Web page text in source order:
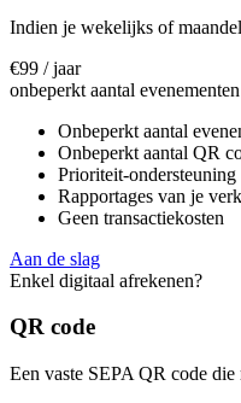
Indien je wekelijks of
€99 / jaar
onbeperkt aantal
Onbeperkt aantal
Onbeperkt aantal QR
Prioriteit-ondersteuning
Rapportages van je
Geen transactiekosten
Aan de slag
Enkel digitaal afrekenen?
QR code
Een vaste SEPA QR code